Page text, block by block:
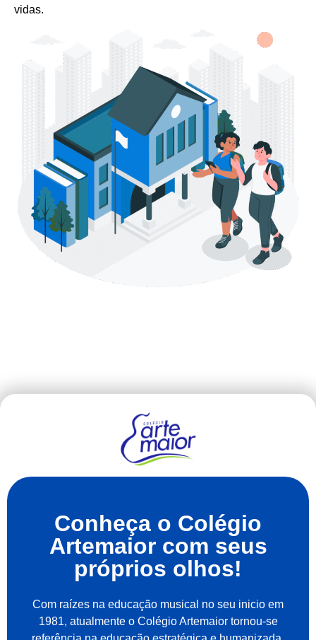
vidas.
Conheça o Colégio
Artemaior com seus
próprios olhos!
Com raízes na educação musical no seu inicio em
1981, atualmente o Colégio Artemaior tornou-se